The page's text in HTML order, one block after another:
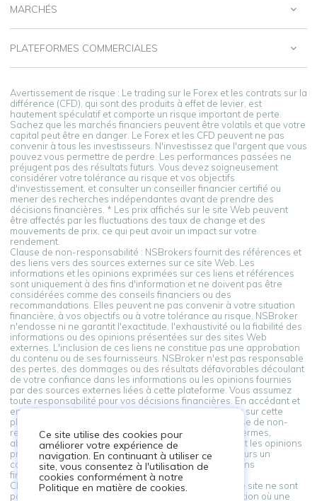
MARCHÉS
PLATEFORMES COMMERCIALES
Avertissement de risque : Le trading sur le Forex et les contrats sur la
différence (CFD), qui sont des produits à effet de levier, est
hautement spéculatif et comporte un risque important de perte.
Sachez que les marchés financiers peuvent être volatils et que votre
capital peut être en danger. Le Forex et les CFD peuvent ne pas
convenir à tous les investisseurs. N'investissez que l'argent que vous
pouvez vous permettre de perdre. Les performances passées ne
préjugent pas des résultats futurs. Vous devez soigneusement
considérer votre tolérance au risque et vos objectifs
d'investissement, et consulter un conseiller financier certifié ou
mener des recherches indépendantes avant de prendre des
décisions financières. * Les prix affichés sur le site Web peuvent
être affectés par les fluctuations des taux de change et des
mouvements de prix, ce qui peut avoir un impact sur votre
rendement.
Clause de non-responsabilité : NSBrokers fournit des références et
des liens vers des sources externes sur ce site Web. Les
informations et les opinions exprimées sur ces liens et références
sont uniquement à des fins d'information et ne doivent pas être
considérées comme des conseils financiers ou des
recommandations. Elles peuvent ne pas convenir à votre situation
financière, à vos objectifs ou à votre tolérance au risque. NSBroker
n'endosse ni ne garantit l'exactitude, l'exhaustivité ou la fiabilité des
informations ou des opinions présentées sur des sites Web
externes. L'inclusion de ces liens ne constitue pas une approbation
du contenu ou de ses fournisseurs. NSBroker n'est pas responsable
des pertes, des dommages ou des résultats défavorables découlant
de votre confiance dans les informations ou les opinions fournies
par des sources externes liées à cette plateforme. Vous assumez
toute responsabilité pour vos décisions financières. En accédant et
en utilisant les liens vers des sources externes fournis sur cette
plateforme, vous reconnaissez et acceptez cette clause de non-
responsabilité. Si vous n'êtes pas d'accord avec ces termes,
abstenez-vous de vous appuyer sur les informations et les opinions
présentées par des sources externes. Consultez toujours un
conseiller professionnel avant de prendre des décisions
financières.
Clause de non-responsabilité : Les informations sur ce site ne sont
pas destinées aux résidents d'un pays ou d'une juridiction où une
Ce site utilise des cookies pour
améliorer votre expérience de
navigation. En continuant à utiliser ce
site, vous consentez à l'utilisation de
cookies conformément à notre
Politique en matière de cookies.